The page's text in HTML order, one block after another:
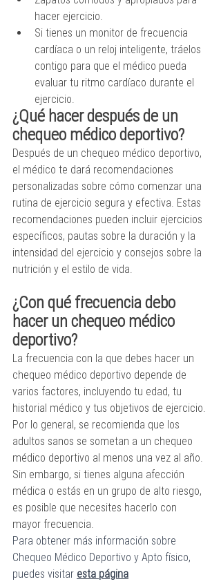
hacer ejercicio.
Si tienes un monitor de frecuencia
cardíaca o un reloj inteligente, tráelos
contigo para que el médico pueda
evaluar tu ritmo cardíaco durante el
ejercicio.
¿Qué hacer después de un
chequeo médico deportivo?
Después de un chequeo médico deportivo,
el médico te dará recomendaciones
personalizadas sobre cómo comenzar una
rutina de ejercicio segura y efectiva. Estas
recomendaciones pueden incluir ejercicios
específicos, pautas sobre la duración y la
intensidad del ejercicio y consejos sobre la
nutrición y el estilo de vida.
¿Con qué frecuencia debo
hacer un chequeo médico
deportivo?
La frecuencia con la que debes hacer un
chequeo médico deportivo depende de
varios factores, incluyendo tu edad, tu
historial médico y tus objetivos de ejercicio.
Por lo general, se recomienda que los
adultos sanos se sometan a un chequeo
médico deportivo al menos una vez al año.
Sin embargo, si tienes alguna afección
médica o estás en un grupo de alto riesgo,
es posible que necesites hacerlo con
mayor frecuencia.
Para obtener más información sobre
Chequeo Médico Deportivo y Apto físico,
puedes visitar esta página